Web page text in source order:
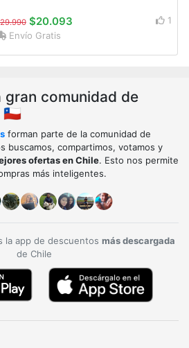
$20.093
1
Envío Gratis
gran comunidad de
🇨🇱
forman parte de la comunidad de
buscamos, compartimos, votamos y
ofertas en Chile. Esto nos permite
más inteligentes.
la app de descuentos más descargada
de Chile